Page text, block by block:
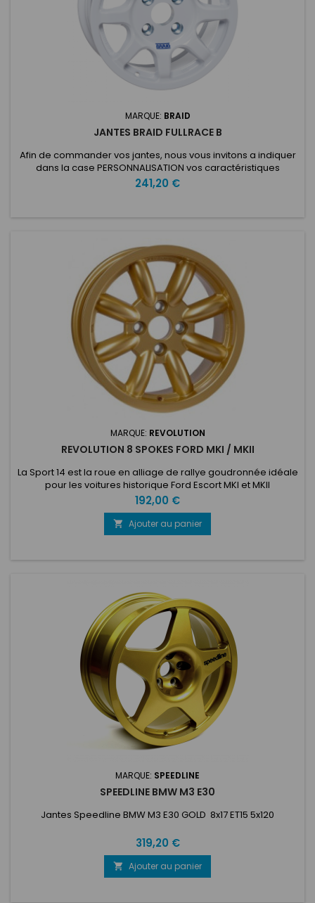
MARQUE: BRAID
JANTES BRAID FULLRACE B
Afin de commander vos jantes, nous vous invitons a indiquer
dans la case PERSONNALISATION vos caractéristiques
voulues: ET: Nombre de trous: Entraxe: Type de voiture:
Diamètre du moyeu: Fabriqué avec la technologie Full
Prix
241,20 €
MARQUE: REVOLUTION
REVOLUTION 8 SPOKES FORD MKI / MKII
La Sport 14 est la roue en alliage de rallye goudronnée idéale
pour les voitures historique Ford Escort MKI et MKII
Prix
192,00 €
 Ajouter au panier
MARQUE: SPEEDLINE
SPEEDLINE BMW M3 E30
Jantes Speedline BMW M3 E30 GOLD 8x17 ET15 5x120
Prix
319,20 €
 Ajouter au panier